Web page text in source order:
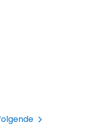
Volgende